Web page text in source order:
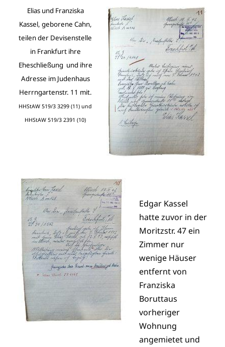
Elias und Franziska
Kassel, geborene Cahn,
teilen der Devisenstelle
in Frankfurt ihre
Eheschließung und ihre
Adresse im Judenhaus
Herrngartenstr. 11 mit.
HHStAW 519/3 3299 (11) und
HHStAW 519/3 2391 (10)
Edgar Kassel
hatte zuvor in der
Moritzstr. 47 ein
Zimmer nur
wenige Häuser
entfernt von
Franziska
Boruttaus
vorheriger
Wohnung
angemietet und